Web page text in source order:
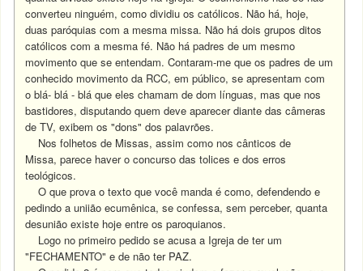
converteu ninguém, como dividiu os católicos. Não há, hoje,
duas paróquias com a mesma missa. Não há dois grupos ditos
católicos com a mesma fé. Não há padres de um mesmo
movimento que se entendam. Contaram-me que os padres de um
conhecido movimento da RCC, em público, se apresentam com
o blá- blá - blá que eles chamam de dom línguas, mas que nos
bastidores, disputando quem deve aparecer diante das câmeras
de TV, exibem os "dons" dos palavrões.
Nos folhetos de Missas, assim como nos cânticos de
Missa, parece haver o concurso das tolices e dos erros
teológicos.
O que prova o texto que você manda é como, defendendo e
pedindo a uniião ecumênica, se confessa, sem perceber, quanta
desunião existe hoje entre os paroquianos.
Logo no primeiro pedido se acusa a Igreja de ter um
"FECHAMENTO" e de não ter PAZ.